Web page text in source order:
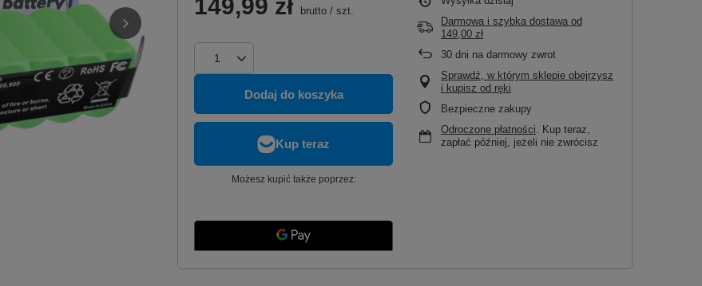
149,99 zł brutto / szt.
Dodaj do koszyka
Możesz kupić także poprzez:
Darmowa i szybka dostawa od
149,00 zł
30 dni na darmowy zwrot
Sprawdź, w którym sklepie obejrzysz
i kupisz od ręki
Bezpieczne zakupy
Odroczone płatności. Kup teraz,
zapłać później, jeżeli nie zwrócisz